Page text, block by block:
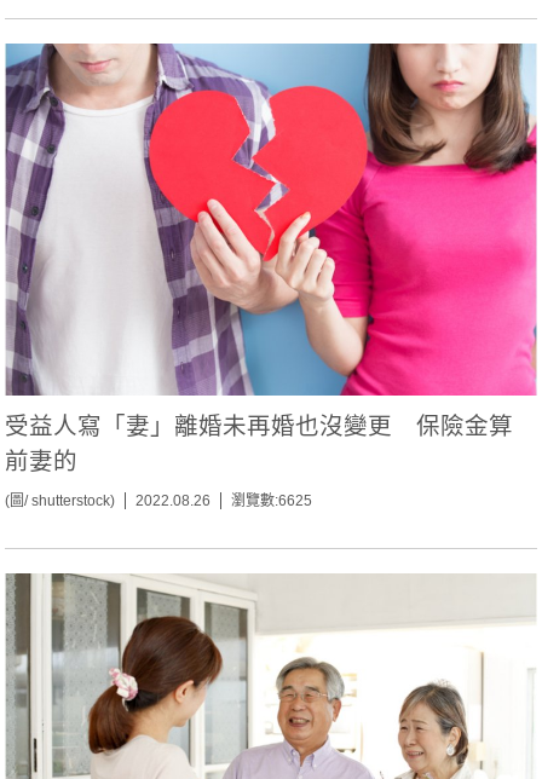
受益人寫「妻」離婚未再婚也沒變更 保險金算
前妻的
(圖/ shutterstock) 2022.08.26 瀏覽數:6625